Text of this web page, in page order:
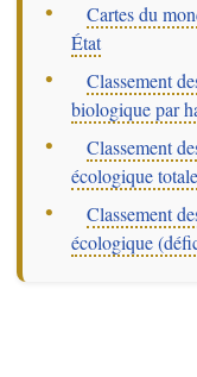
–Cartes du
État
–Classement
biologique par
–Classement
écologique totale
–Classement
écologique